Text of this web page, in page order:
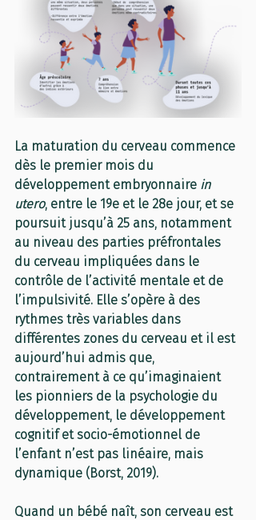
La maturation du cerveau commence
dès le premier mois du
développement embryonnaire in
utero, entre le 19e et le 28e jour, et se
poursuit jusqu’à 25 ans, notamment
au niveau des parties préfrontales
du cerveau impliquées dans le
contrôle de l’activité mentale et de
l’impulsivité. Elle s’opère à des
rythmes très variables dans
différentes zones du cerveau et il est
aujourd’hui admis que,
contrairement à ce qu’imaginaient
les pionniers de la psychologie du
développement, le développement
cognitif et socio-émotionnel de
l’enfant n’est pas linéaire, mais
dynamique (Borst, 2019).
Quand un bébé naît, son cerveau est